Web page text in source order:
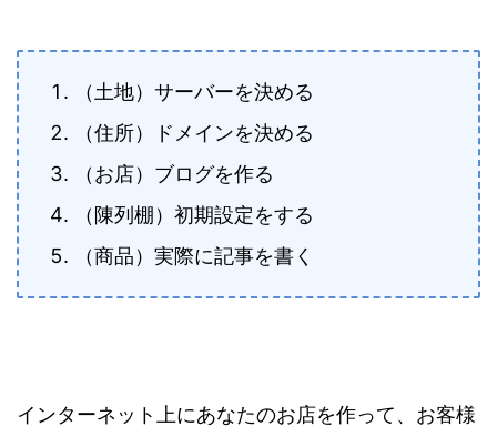
（土地）サーバーを決める
（住所）ドメインを決める
（お店）ブログを作る
（陳列棚）初期設定をする
（商品）実際に記事を書く
インターネット上にあなたのお店を作って、お客様